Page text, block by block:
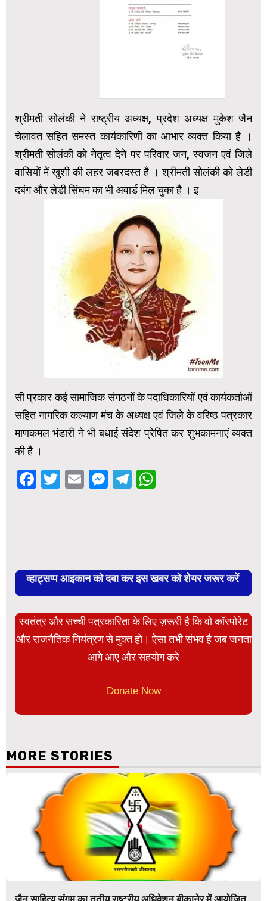
श्रीमती सोलंकी ने राष्ट्रीय अध्यक्ष, प्रदेश अध्यक्ष मुकेश जैन
चेलावत सहित समस्त कार्यकारिणी का आभार व्यक्त किया है ।
श्रीमती सोलंकी को नेतृत्व देने पर परिवार जन, स्वजन एवं जिले
वासियों में खुशी की लहर जबरदस्त है । श्रीमती सोलंकी को लेडी
दबंग और लेडी सिंघम का भी अवार्ड मिल चुका है । इ
सी प्रकार कई सामाजिक संगठनों के पदाधिकारियों एवं कार्यकर्ताओं
सहित नागरिक कल्याण मंच के अध्यक्ष एवं जिले के वरिष्ठ पत्रकार
माणकमल भंडारी ने भी बधाई संदेश प्रेषित कर शुभकामनाएं व्यक्त
की है ।
Facebook
Twitter
EmailMessenger
Telegram
व्हाट्सप्प आइकान को दबा कर इस खबर को शेयर जरूर करें
स्वतंत्र और सच्ची पत्रकारिता के लिए ज़रूरी है कि वो कॉरपोरेट
और राजनैतिक नियंत्रण से मुक्त हो। ऐसा तभी संभव है जब जनता
आगे आए और सहयोग करे
Donate Now
MORE STORIES